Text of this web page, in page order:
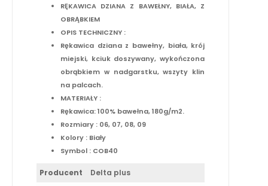
RĘKAWICA DZIANA Z BAWEŁNY, BIAŁA, Z
OBRĄBKIEM
OPIS TECHNICZNY :
Rękawica dziana z bawełny, biała, krój
miejski, kciuk doszywany, wykończona
obrąbkiem w nadgarstku, wszyty klin
na palcach.
MATERIAŁY :
Rękawica: 100% bawełna, 180g/m2.
Rozmiary : 06, 07, 08, 09
Kolory : Biały
Symbol : COB40
Producent
Delta plus